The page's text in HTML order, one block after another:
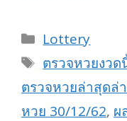
Categories
Lottery
Tags
ตรวจหวยงว
ตรวจหวยล่าสุดล่
หวย 30/12/62, ผ